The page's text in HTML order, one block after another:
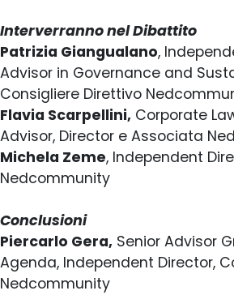
Interverranno nel Dibattito
Patrizia Giangualano,
Advisor in Governance and
Consigliere Direttivo
Flavia Scarpellini, Corporate
Advisor, Director e Associata
Michela Zeme, Independent
Nedcommunity
Conclusioni
Piercarlo Gera, Senior Advisor
Agenda, Independent Director,
Nedcommunity